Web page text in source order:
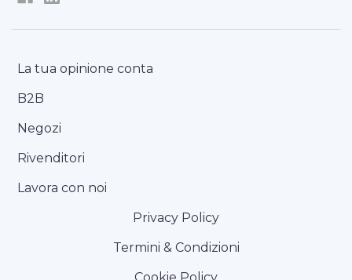
La tua opinione conta
B2B
Negozi
Rivenditori
Lavora con noi
Privacy Policy
Termini & Condizioni